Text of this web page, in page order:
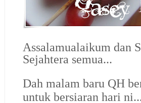
Assalamualaikum dan
Sejahtera semua...
Dah malam baru QH
untuk bersiaran hari